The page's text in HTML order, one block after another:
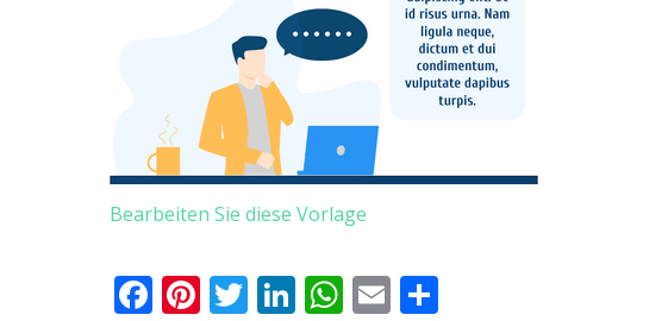
Bearbeiten Sie diese Vorlage
Facebook
Pinterest
Twitter
LinkedIn
WhatsApp
Email